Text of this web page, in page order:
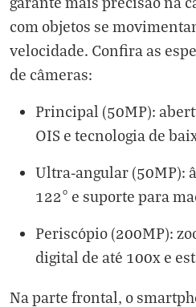
com objetos se
velocidade. Confira as
de câmeras:
Principal (50MP):
OIS e tecnologia de
Ultra-angular (50MP):
122° e suporte para
Periscópio (200MP):
digital de até 100x e
Na parte frontal, o